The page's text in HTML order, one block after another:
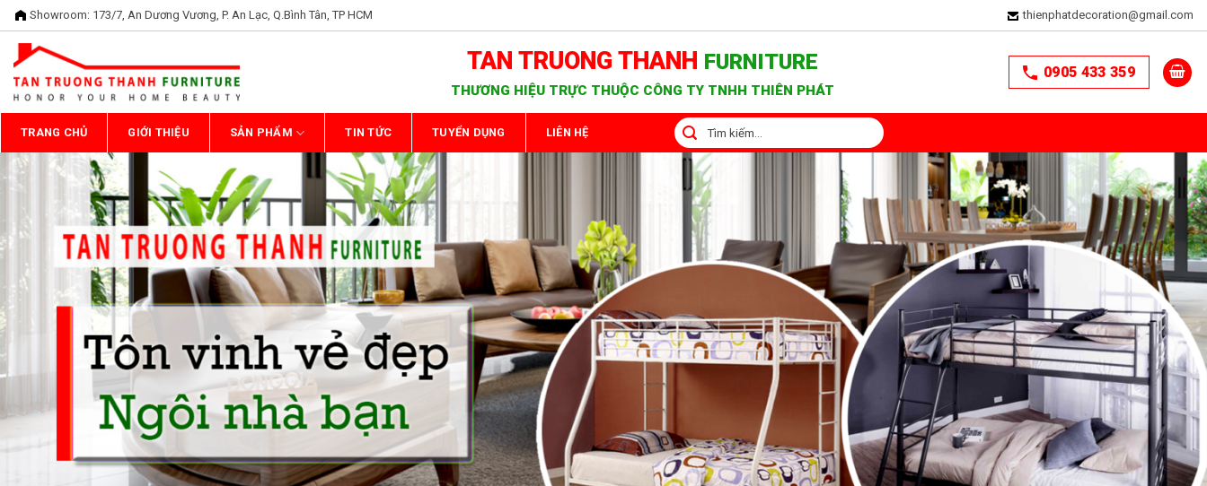
Bỏ
qua
dung
Showroom: 173/7, An Dương Vương, P. An Lạc, Q.Bình Tân, TP HCM thienphatdecoration@gmail.com
TAN TRUONG THANH FURNITURE
THƯƠNG HIỆU TRỰC THUỘC CÔNG TY TNHH THIÊN PHÁT
0905 433 359
TRANG CHỦ GIỚI THIỆU SẢN PHẨM TIN TỨC TUYỂN DỤNG LIÊN HỆ
Tìm
kiếm: